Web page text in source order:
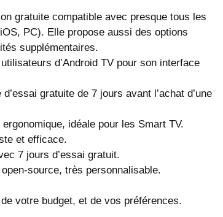
gratuite compatible avec presque tous les
PC). Elle propose aussi des options
supplémentaires.
d’Android TV pour son interface
gratuite de 7 jours avant l’achat d’une
idéale pour les Smart TV.
et efficace.
7 jours d’essai gratuit.
source, très personnalisable.
votre budget, et de vos préférences.